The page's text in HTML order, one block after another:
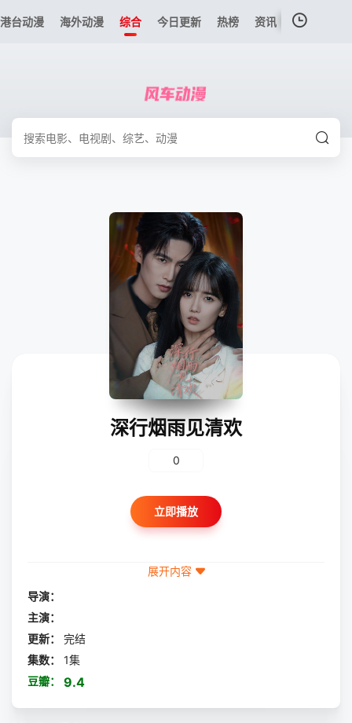
港台动漫 海外动漫 综合 今日更新 热榜 资讯
深行烟雨见清欢
0
立即播放
展开内容
导演：
主演：
更新：
完结
集数：
1集
豆瓣：
9.4